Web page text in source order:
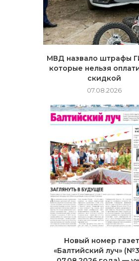
МВД назвало штрафы
которые нельзя
скидкой
07.08.2026
Новый номер
«Балтийский луч»